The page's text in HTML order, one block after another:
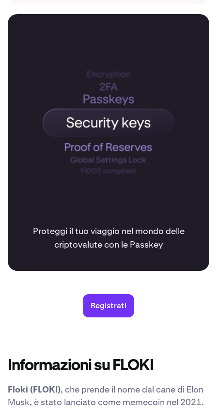
Proteggi il tuo viaggio nel mondo delle
criptovalute con le Passkey
Registrati
Informazioni su FLOKI
Floki (FLOKI), che prende il nome dal cane di Elon
Musk, è stato lanciato come memecoin nel 2021.